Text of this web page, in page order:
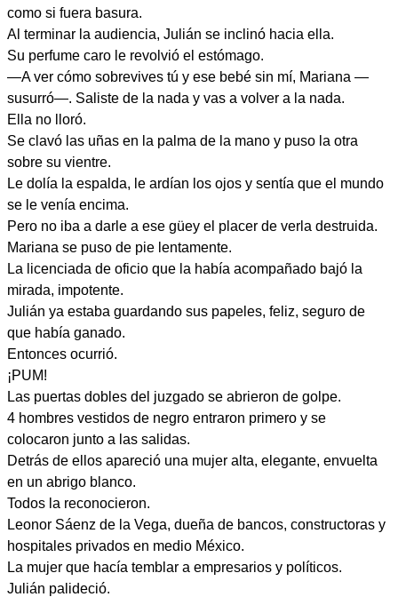
como si fuera basura.
Al terminar la audiencia, Julián se inclinó hacia ella.
Su perfume caro le revolvió el estómago.
—A ver cómo sobrevives tú y ese bebé sin mí, Mariana —
susurró—. Saliste de la nada y vas a volver a la nada.
Ella no lloró.
Se clavó las uñas en la palma de la mano y puso la otra
sobre su vientre.
Le dolía la espalda, le ardían los ojos y sentía que el mundo
se le venía encima.
Pero no iba a darle a ese güey el placer de verla destruida.
Mariana se puso de pie lentamente.
La licenciada de oficio que la había acompañado bajó la
mirada, impotente.
Julián ya estaba guardando sus papeles, feliz, seguro de
que había ganado.
Entonces ocurrió.
¡PUM!
Las puertas dobles del juzgado se abrieron de golpe.
4 hombres vestidos de negro entraron primero y se
colocaron junto a las salidas.
Detrás de ellos apareció una mujer alta, elegante, envuelta
en un abrigo blanco.
Todos la reconocieron.
Leonor Sáenz de la Vega, dueña de bancos, constructoras y
hospitales privados en medio México.
La mujer que hacía temblar a empresarios y políticos.
Julián palideció.